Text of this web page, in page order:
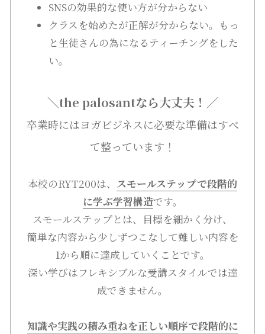
SNSの効果的な使い方が分からない
クラスを始めたが正解が分からない。もっ
と生徒さんの為になるティーチングをした
い。
＼the palosantなら大丈夫！／
卒業時にはヨガビジネスに必要な準備はすべ
て整っています！
本校のRYT200は、 スモールステップで段階的
に学ぶ学習構造です。
スモールステップとは、目標を細かく分け、
簡単な内容から少しずつこなして難しい内容を
1から順に達成していくことです。
深い学びはフレキシブルな受講スタイルでは達
成できません。
知識や実践の積み重ねを正しい順序で段階的に